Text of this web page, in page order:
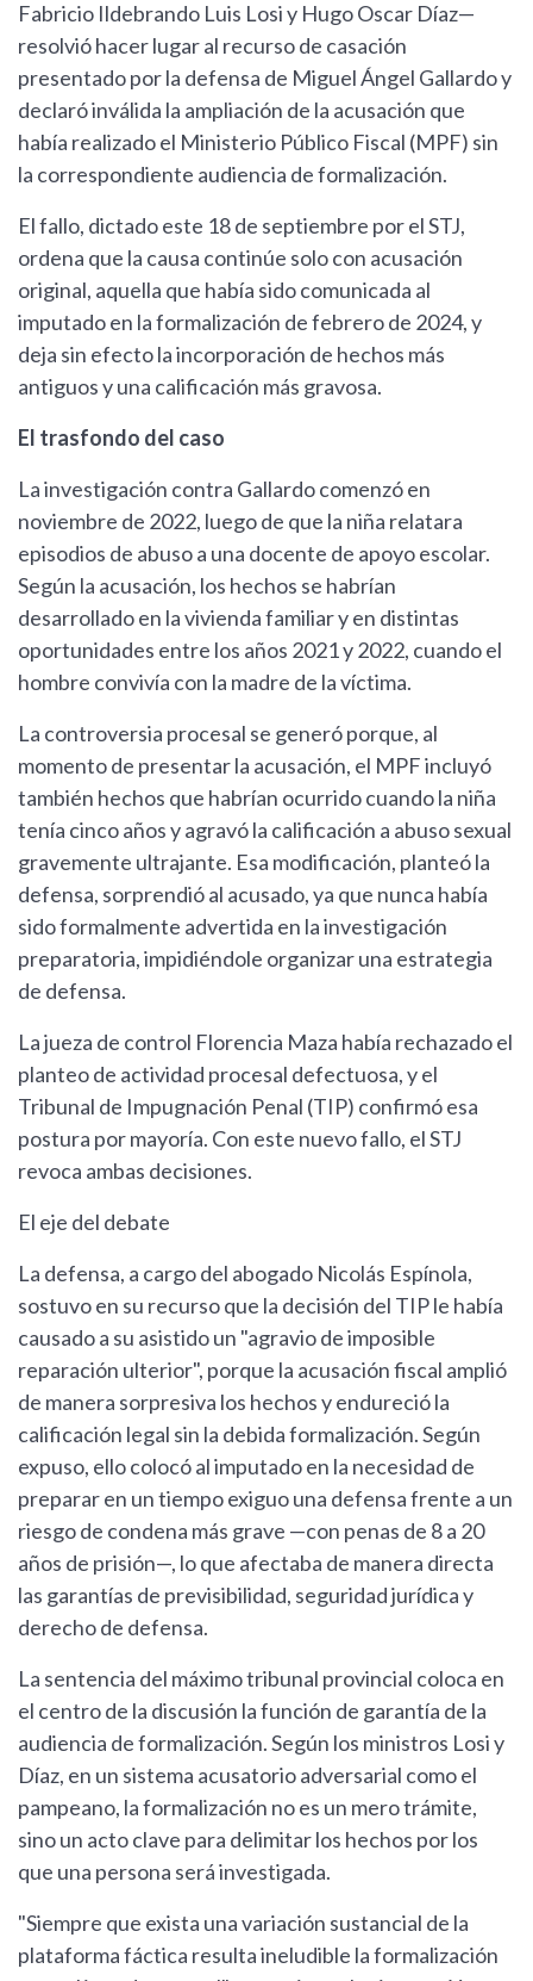
Fabricio Ildebrando Luis Losi y Hugo Oscar Díaz—
resolvió hacer lugar al recurso de casación
presentado por la defensa de Miguel Ángel Gallardo y
declaró inválida la ampliación de la acusación que
había realizado el Ministerio Público Fiscal (MPF) sin
la correspondiente audiencia de formalización.
El fallo, dictado este 18 de septiembre por el STJ,
ordena que la causa continúe solo con acusación
original, aquella que había sido comunicada al
imputado en la formalización de febrero de 2024, y
deja sin efecto la incorporación de hechos más
antiguos y una calificación más gravosa.
El trasfondo del caso
La investigación contra Gallardo comenzó en
noviembre de 2022, luego de que la niña relatara
episodios de abuso a una docente de apoyo escolar.
Según la acusación, los hechos se habrían
desarrollado en la vivienda familiar y en distintas
oportunidades entre los años 2021 y 2022, cuando el
hombre convivía con la madre de la víctima.
La controversia procesal se generó porque, al
momento de presentar la acusación, el MPF incluyó
también hechos que habrían ocurrido cuando la niña
tenía cinco años y agravó la calificación a abuso sexual
gravemente ultrajante. Esa modificación, planteó la
defensa, sorprendió al acusado, ya que nunca había
sido formalmente advertida en la investigación
preparatoria, impidiéndole organizar una estrategia
de defensa.
La jueza de control Florencia Maza había rechazado el
planteo de actividad procesal defectuosa, y el
Tribunal de Impugnación Penal (TIP) confirmó esa
postura por mayoría. Con este nuevo fallo, el STJ
revoca ambas decisiones.
El eje del debate
La defensa, a cargo del abogado Nicolás Espínola,
sostuvo en su recurso que la decisión del TIP le había
causado a su asistido un "agravio de imposible
reparación ulterior", porque la acusación fiscal amplió
de manera sorpresiva los hechos y endureció la
calificación legal sin la debida formalización. Según
expuso, ello colocó al imputado en la necesidad de
preparar en un tiempo exiguo una defensa frente a un
riesgo de condena más grave —con penas de 8 a 20
años de prisión—, lo que afectaba de manera directa
las garantías de previsibilidad, seguridad jurídica y
derecho de defensa.
La sentencia del máximo tribunal provincial coloca en
el centro de la discusión la función de garantía de la
audiencia de formalización. Según los ministros Losi y
Díaz, en un sistema acusatorio adversarial como el
pampeano, la formalización no es un mero trámite,
sino un acto clave para delimitar los hechos por los
que una persona será investigada.
"Siempre que exista una variación sustancial de la
plataforma fáctica resulta ineludible la formalización